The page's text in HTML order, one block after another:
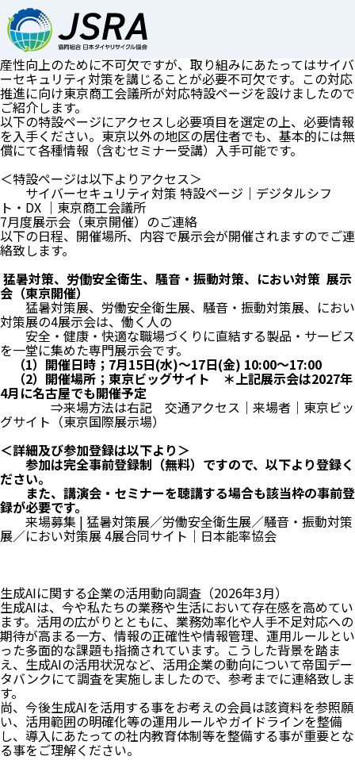
会員専用_お知らせ_カテゴリー:
サイバーセキュリティ対策対応について（東京商工会議所 特
設ページ紹介）
デジタル化やDXの推進は、各会員にとっても業務効率化・生
産性向上のために不可欠ですが、取り組みにあたってはサイバ
ーセキュリティ対策を講じることが必要不可欠です。この対応
推進に向け東京商工会議所が対応特設ページを設けましたので
ご紹介します。
以下の特設ページにアクセスし必要項目を選定の上、必要情報
を入手ください。東京以外の地区の居住者でも、基本的には無
償にて各種情報（含むセミナー受講）入手可能です。
＜特設ページは以下よりアクセス＞
サイバーセキュリティ対策 特設ページ｜デジタルシフ
ト・DX ｜東京商工会議所
7月度展示会（東京開催）のご連絡
以下の日程、開催場所、内容で展示会が開催されますのでご連
絡致します。
猛暑対策、労働安全衛生、騒音・振動対策、におい対策 展示
会（東京開催）
猛暑対策展、労働安全衛生展、騒音・振動対策展、におい
対策展の4展示会は、働く人の
安全・健康・快適な職場づくりに直結する製品・サービス
を一堂に集めた専門展示会です。
（1）開催日時；7月15日(水)～17日(金) 10:00～17:00
（2）開催場所；東京ビッグサイト ＊上記展示会は2027年
4月に名古屋でも開催予定
⇒来場方法は右記 交通アクセス｜来場者｜東京ビッ
グサイト（東京国際展示場）
＜詳細及び参加登録は以下より＞
参加は完全事前登録制（無料）ですので、以下より登録く
ださい。
また、講演会・セミナーを聴講する場合も該当枠の事前登
録が必要です。
来場募集 | 猛暑対策展／労働安全衛生展／騒音・振動対策
展／におい対策展 4展合同サイト｜日本能率協会
生成AIに関する企業の活用動向調査（2026年3月）
生成AIは、今や私たちの業務や生活において存在感を高めてい
ます。活用の広がりとともに、業務効率化や人手不足対応への
期待が高まる一方、情報の正確性や情報管理、運用ルールとい
った多面的な課題も指摘されています。こうした背景を踏ま
え、生成AIの活用状況など、活用企業の動向について帝国デー
タバンクにて調査を実施しましたので、参考までに連絡致しま
す。
尚、今後生成AIを活用する事をお考えの会員は該資料を参照願
い、活用範囲の明確化等の運用ルールやガイドラインを整備
し、導入にあたっての社内教育体制等を整備する事が重要とな
る事をご理解ください。